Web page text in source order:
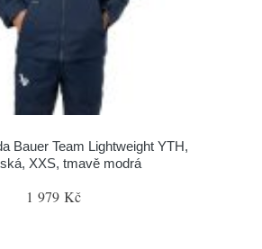
Bauer Team Lightweight YTH,
XXS, tmavě modrá
1 979 Kč